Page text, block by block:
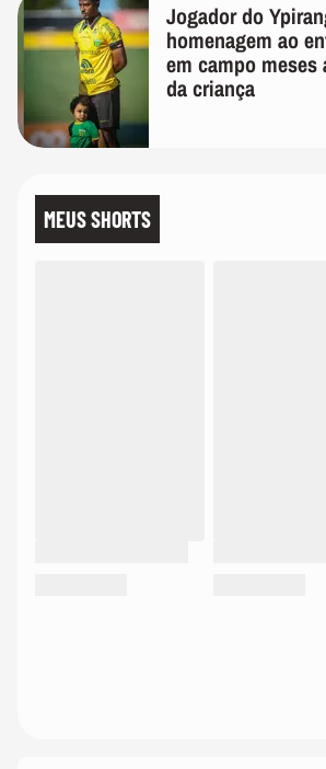
Jogador do
homenagem ao
em campo meses
da criança
MEUS SHORTS